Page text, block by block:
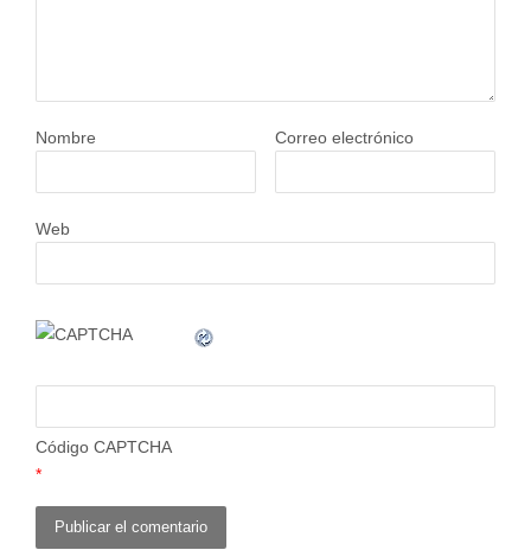
Nombre Correo electrónico
Web
Código CAPTCHA
*